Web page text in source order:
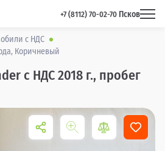
+7 (8112) 70-02-70 Псков
с НДС
Коричневый
с НДС 2018 г., пробег